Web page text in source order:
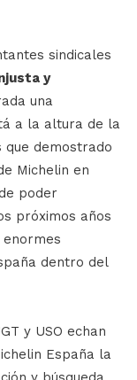
sindicales
y
una
a la altura de la
que demostrado
Michelin en
poder
próximos años
dentro del
y USO echan
España la